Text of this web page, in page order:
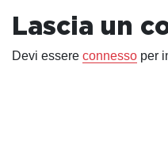
Lascia un
Devi essere connesso per